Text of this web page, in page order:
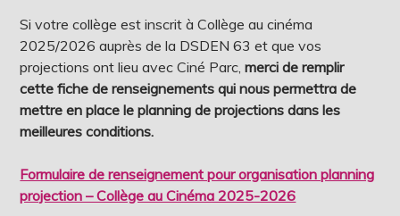
Si votre collège est inscrit à Collège au cinéma
2025/2026 auprès de la DSDEN 63 et que vos
projections ont lieu avec Ciné Parc,merci de remplir
cette fiche de renseignements qui nous permettra de
mettre en place le planning de projections dans les
meilleures conditions.
Formulaire de renseignement pour organisation planning
projection – Collège au Cinéma 2025-2026